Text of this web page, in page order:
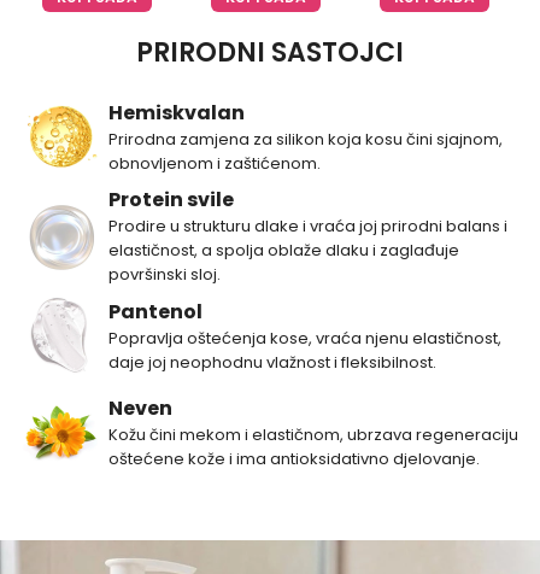
PRIRODNI SASTOJCI
Hemiskvalan
Prirodna zamjena za silikon koja kosu čini sjajnom,
obnovljenom i zaštićenom.
Protein svile
Prodire u strukturu dlake i vraća joj prirodni balans i
elastičnost, a spolja oblaže dlaku i zaglađuje
površinski sloj.
Pantenol
Popravlja oštećenja kose, vraća njenu elastičnost,
daje joj neophodnu vlažnost i fleksibilnost.
Neven
Kožu čini mekom i elastičnom, ubrzava regeneraciju
oštećene kože i ima antioksidativno djelovanje.